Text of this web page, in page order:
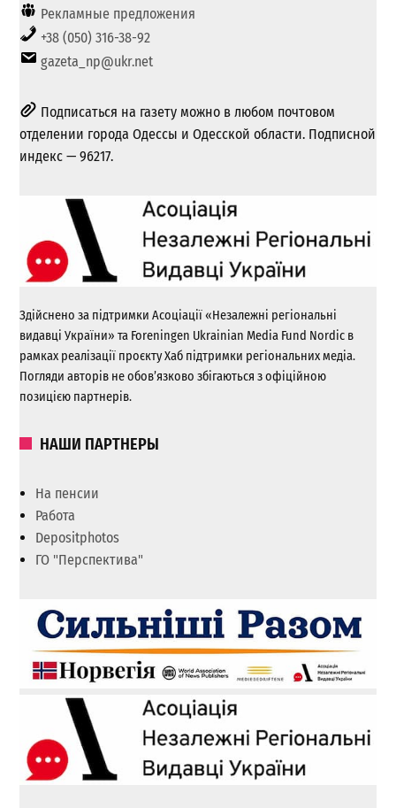
Рекламные предложения
+38 (050) 316-38-92
gazeta_np@ukr.net
Подписаться на газету можно в любом почтовом
отделении города Одессы и Одесской области. Подписной
индекс — 96217.
Здійснено за підтримки Асоціації «Незалежні регіональні
видавці України» та Foreningen Ukrainian Media Fund Nordic в
рамках реалізації проєкту Хаб підтримки регіональних медіа.
Погляди авторів не обов’язково збігаються з офіційною
позицією партнерів.
НАШИ ПАРТНЕРЫ
На пенсии
Работа
Depositphotos
ГО "Перспектива"